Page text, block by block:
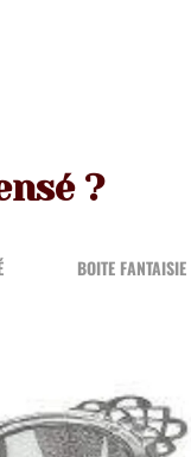
?
BOITE FANTAISIE